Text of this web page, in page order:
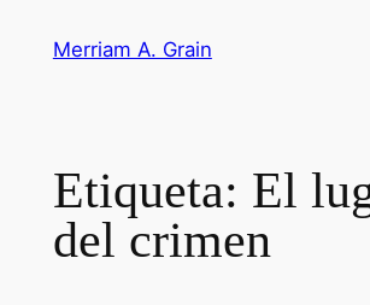
Merriam A. Grain
Etiqueta: El
del crimen